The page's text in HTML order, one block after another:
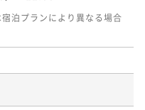
泊プランにより異なる場合